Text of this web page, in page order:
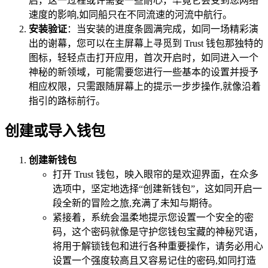
速度的影响,如同船只在不同流速的河流中航行。
安装验证：当安装的进度条圆满完成，如同一场精彩演
出的谢幕，您可以在主屏幕上寻觅到 Trust 钱包那独特的
图标，轻轻点击打开应用，首次开启时，如同进入一个
神秘的新领域，可能需要您进行一些基本的设置并授予
相应权限，只需跟随屏幕上的提示一步步操作,就像沿着
指引的路标前行。
创建或导入钱包
创建新钱包
打开 Trust 钱包，映入眼帘的是欢迎界面，在众多
选项中，坚定地选择“创建新钱包”，这如同开启一
段全新的冒险之旅,充满了未知与期待。
紧接着，系统会温柔地提示您设置一个安全的密
码，这个密码就像是守护您钱包宝藏的神秘咒语，
将用于解锁钱包和进行各种重要操作，请务必用心
设置一个强度较高且又容易记住的密码,如同打造